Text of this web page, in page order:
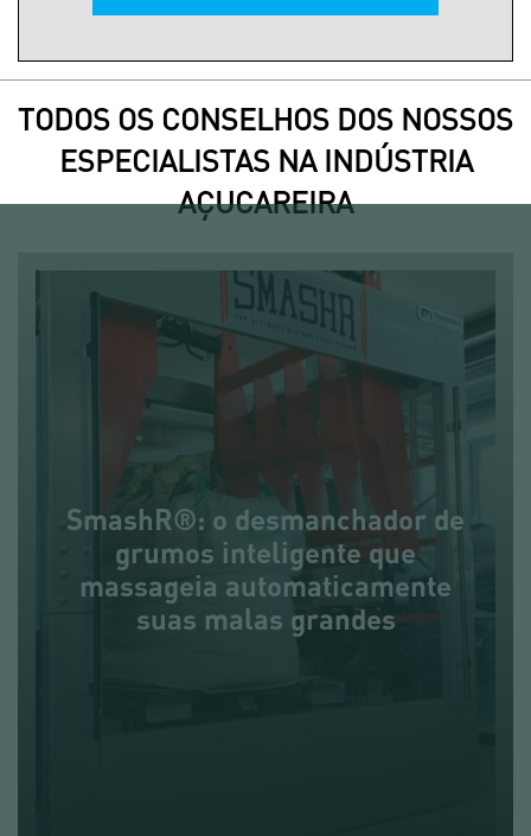
TODOS OS CONSELHOS DOS NOSSOS
ESPECIALISTAS NA INDÚSTRIA
AÇUCAREIRA
SmashR®: o desmanchador de
grumos inteligente que
massageia automaticamente
suas malas grandes